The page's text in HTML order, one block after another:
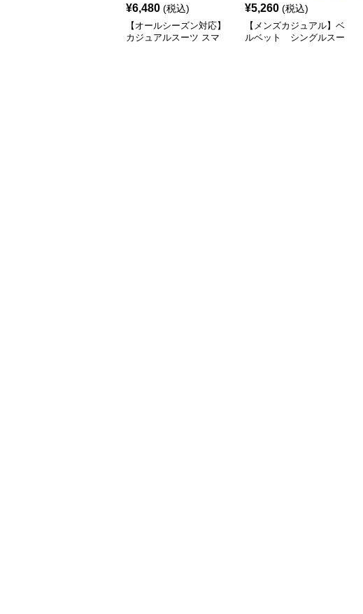
¥6,480 (税込)
【オールシーズン対応】
カジュアルスーツ スマ
¥5,260 (税込)
【メンズカジュアル】ベ
ルベット シングルスー